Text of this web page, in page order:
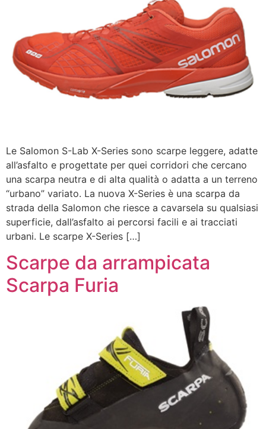
Le Salomon S-Lab X-Series sono scarpe leggere, adatte
all’asfalto e progettate per quei corridori che cercano
una scarpa neutra e di alta qualità o adatta a un terreno
“urbano” variato. La nuova X-Series è una scarpa da
strada della Salomon che riesce a cavarsela su qualsiasi
superficie, dall’asfalto ai percorsi facili e ai tracciati
urbani. Le scarpe X-Series […]
Scarpe da arrampicata
Scarpa Furia